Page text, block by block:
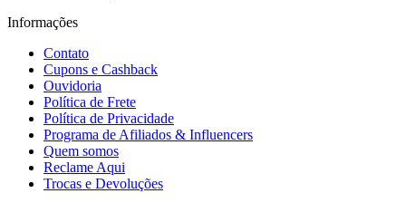
Informações
Contato
Cupons e Cashback
Ouvidoria
Política de Frete
Política de Privacidade
Programa de Afiliados & Influencers
Quem somos
Reclame Aqui
Trocas e Devoluções